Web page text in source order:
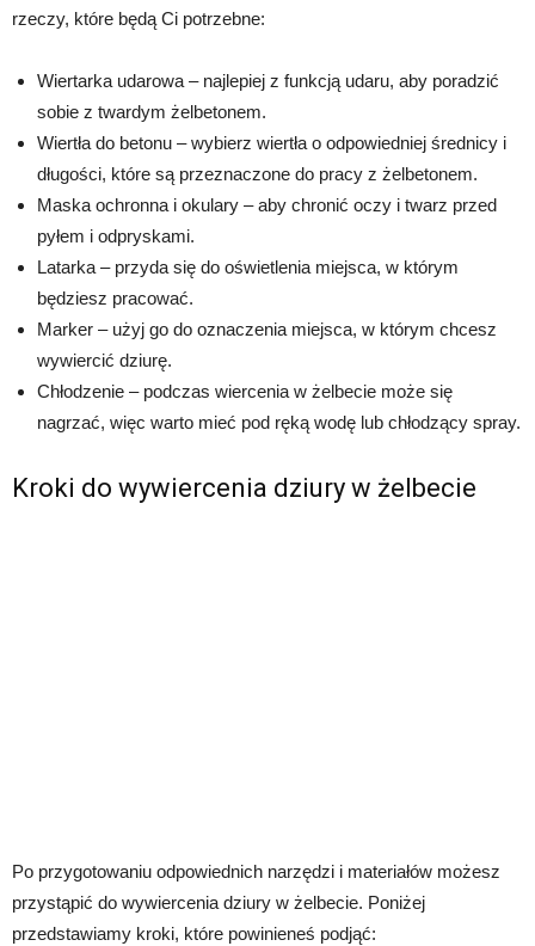
rzeczy, które będą Ci potrzebne:
Wiertarka udarowa – najlepiej z funkcją udaru, aby poradzić
sobie z twardym żelbetonem.
Wiertła do betonu – wybierz wiertła o odpowiedniej średnicy i
długości, które są przeznaczone do pracy z żelbetonem.
Maska ochronna i okulary – aby chronić oczy i twarz przed
pyłem i odpryskami.
Latarka – przyda się do oświetlenia miejsca, w którym
będziesz pracować.
Marker – użyj go do oznaczenia miejsca, w którym chcesz
wywiercić dziurę.
Chłodzenie – podczas wiercenia w żelbecie może się
nagrzać, więc warto mieć pod ręką wodę lub chłodzący spray.
Kroki do wywiercenia dziury w żelbecie
Po przygotowaniu odpowiednich narzędzi i materiałów możesz
przystąpić do wywiercenia dziury w żelbecie. Poniżej
przedstawiamy kroki, które powinieneś podjąć: